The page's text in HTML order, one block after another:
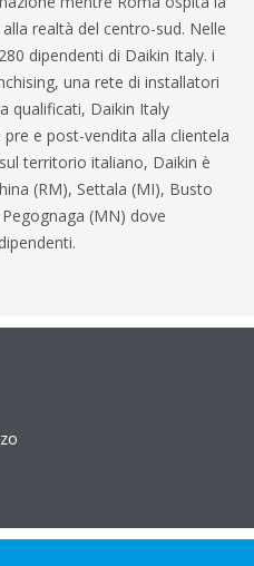
realtà del centro-sud. Nelle
dipendenti di Daikin Italy. i
una rete di installatori
qualificati, Daikin Italy
e post-vendita alla clientela
territorio italiano, Daikin è
(RM), Settala (MI), Busto
(MN) dove